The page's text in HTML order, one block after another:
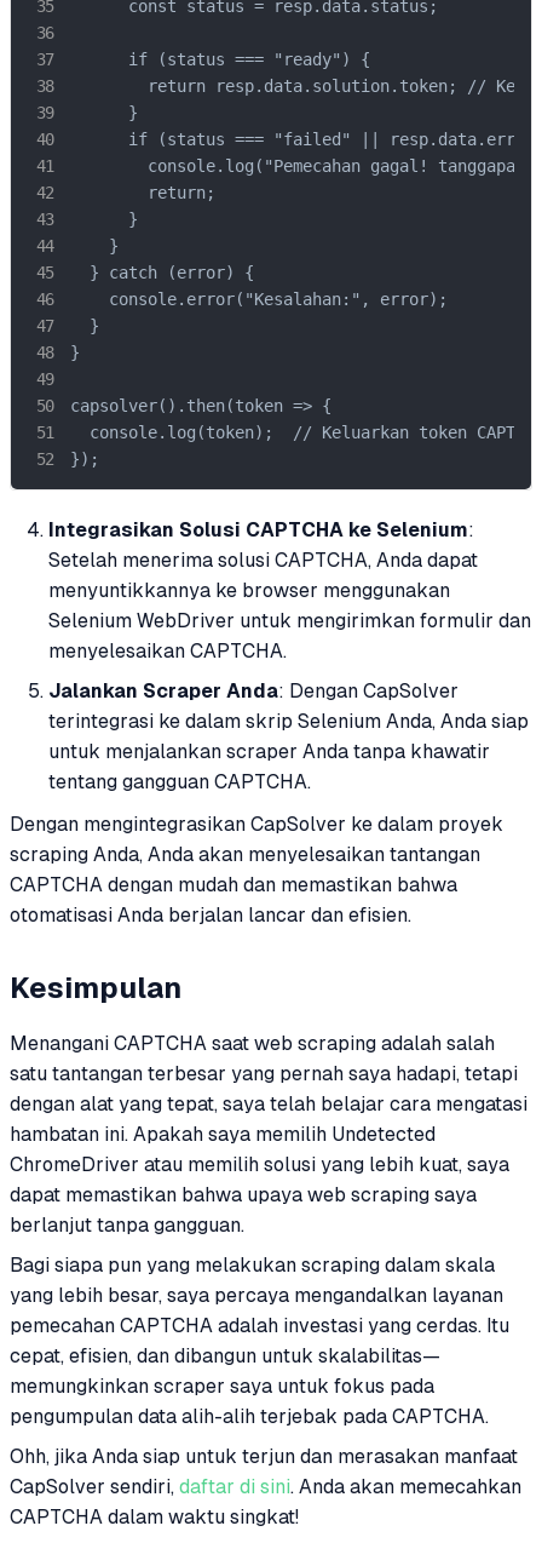
      const status = resp.data.status;
      if (status === "ready") {
return resp.data.solution.token; //
      }
if (status === "failed" ||
console.log("Pemecahan gagal!
        return;
      }
    }
  } catch (error) {
    console.error("Kesalahan:", error);
  }
}
capsolver().then(token => {
console.log(token);  // Keluarkan token
});
Integrasikan Solusi CAPTCHA ke Selenium:
Setelah menerima solusi CAPTCHA, Anda dapat
menyuntikkannya ke browser menggunakan
Selenium WebDriver untuk mengirimkan formulir dan
menyelesaikan CAPTCHA.
Jalankan Scraper Anda: Dengan CapSolver
terintegrasi ke dalam skrip Selenium Anda, Anda siap
untuk menjalankan scraper Anda tanpa khawatir
tentang gangguan CAPTCHA.
Dengan mengintegrasikan CapSolver ke dalam proyek
scraping Anda, Anda akan menyelesaikan tantangan
CAPTCHA dengan mudah dan memastikan bahwa
otomatisasi Anda berjalan lancar dan efisien.
Kesimpulan
Menangani CAPTCHA saat web scraping adalah salah
satu tantangan terbesar yang pernah saya hadapi, tetapi
dengan alat yang tepat, saya telah belajar cara mengatasi
hambatan ini. Apakah saya memilih Undetected
ChromeDriver atau memilih solusi yang lebih kuat, saya
dapat memastikan bahwa upaya web scraping saya
berlanjut tanpa gangguan.
Bagi siapa pun yang melakukan scraping dalam skala
yang lebih besar, saya percaya mengandalkan layanan
pemecahan CAPTCHA adalah investasi yang cerdas. Itu
cepat, efisien, dan dibangun untuk skalabilitas—
memungkinkan scraper saya untuk fokus pada
pengumpulan data alih-alih terjebak pada CAPTCHA.
Ohh, jika Anda siap untuk terjun dan merasakan manfaat
CapSolver sendiri, daftar di sini. Anda akan memecahkan
CAPTCHA dalam waktu singkat!